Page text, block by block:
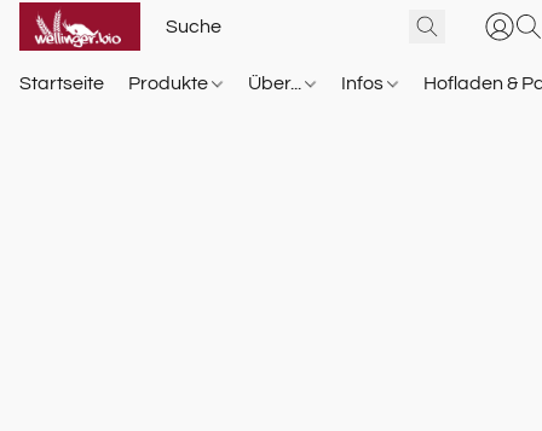
Startseite Produkte Über... Infos Hofladen &